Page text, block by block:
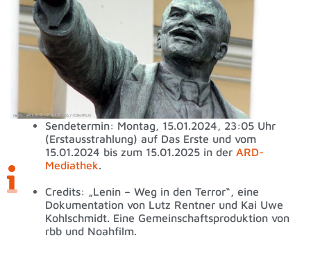
Sendetermin: Montag, 15.01.2024, 23:05 Uhr
(Erstausstrahlung) auf Das Erste und vom
15.01.2024 bis zum 15.01.2025 in der ARD-
Mediathek.
Credits: „Lenin – Weg in den Terror“, eine
Dokumentation von Lutz Rentner und Kai Uwe
Kohlschmidt. Eine Gemeinschaftsproduktion von
rbb und Noahfilm.